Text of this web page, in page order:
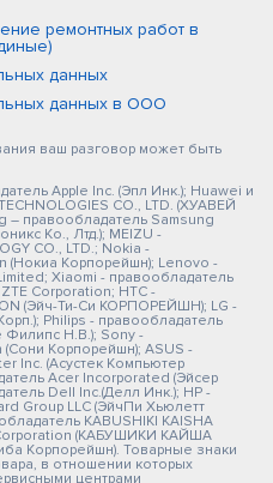
ремонтных работ в
данных
данных в ООО
ваш разговор может быть
Apple Inc. (Эпл Инк.); Huawei и
CO., LTD. (ХУАВЕЙ
правообладатель Samsung
Ко., Лтд.); MEIZU -
CO., LTD.; Nokia -
(Нокиа Корпорейшн); Lenovo -
Xiaomi - правообладатель
Corporation; HTC -
(Эйч-Ти-Си КОРПОРЕЙШН); LG -
Philips - правообладатель
Филипс Н.В.); Sony -
Корпорейшн); ASUS -
Inc. (Асустек Компьютер
Acer Incorporated (Эйсер
Dell Inc.(Делл Инк.); HP -
Group LLC (ЭйчПи Хьюлетт
KABUSHIKI KAISHA
(КАБУШИКИ КАЙША
Корпорейшн). Товарные знаки
в отношении которых
центрами